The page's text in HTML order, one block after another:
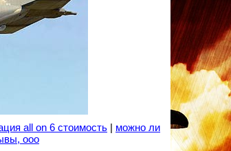
all on 6 стоимость | можно ли
ооо